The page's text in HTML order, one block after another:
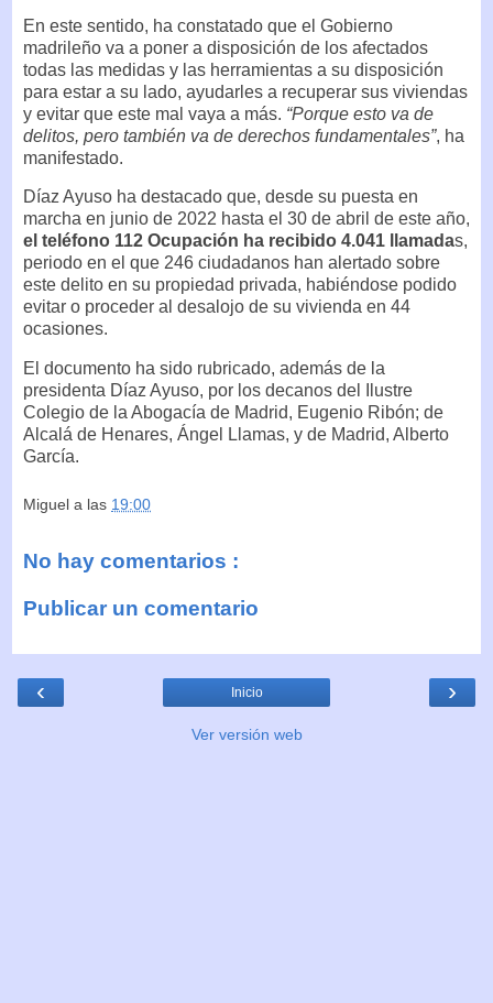
En este sentido, ha constatado que el Gobierno
madrileño va a poner a disposición de los afectados
todas las medidas y las herramientas a su disposición
para estar a su lado, ayudarles a recuperar sus viviendas
y evitar que este mal vaya a más. “Porque esto va de
delitos, pero también va de derechos fundamentales”, ha
manifestado.
Díaz Ayuso ha destacado que, desde su puesta en
marcha en junio de 2022 hasta el 30 de abril de este año,
el teléfono 112 Ocupación ha recibido 4.041 llamadas,
periodo en el que 246 ciudadanos han alertado sobre
este delito en su propiedad privada, habiéndose podido
evitar o proceder al desalojo de su vivienda en 44
ocasiones.
El documento ha sido rubricado, además de la
presidenta Díaz Ayuso, por los decanos del Ilustre
Colegio de la Abogacía de Madrid, Eugenio Ribón; de
Alcalá de Henares, Ángel Llamas, y de Madrid, Alberto
García.
Miguel a las 19:00
No hay comentarios :
Publicar un comentario
‹ ›
Inicio
Ver versión web